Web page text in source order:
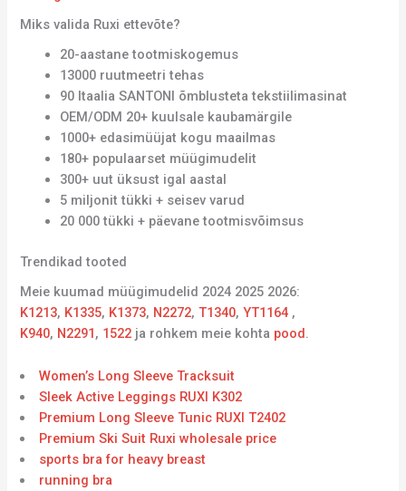
Miks valida Ruxi ettevõte?
20-aastane tootmiskogemus
13000 ruutmeetri tehas
90 Itaalia SANTONI õmblusteta tekstiilimasinat
OEM/ODM 20+ kuulsale kaubamärgile
1000+ edasimüüjat kogu maailmas
180+ populaarset müügimudelit
300+ uut üksust igal aastal
5 miljonit tükki + seisev varud
20 000 tükki + päevane tootmisvõimsus
Trendikad tooted
Meie kuumad müügimudelid 2024 2025 2026:
K1213, K1335, K1373, N2272,T1340,YT1164 ,
K940, N2291 , 1522 ja rohkem meie kohta pood .
Women’s Long Sleeve Tracksuit
Sleek Active Leggings RUXI K302
Premium Long Sleeve Tunic RUXI T2402
Premium Ski Suit Ruxi wholesale price
sports bra for heavy breast
running bra